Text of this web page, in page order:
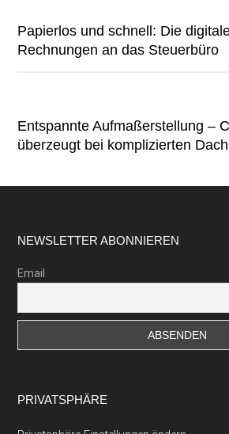
Papierlos und schnell: Die
Rechnungen an das Steuerbüro
Entspannte Aufmaßerstellung –
überzeugt bei komplizierten
Footer
NEWSLETTER ABONNIEREN
Email
PRIVATSPHÄRE